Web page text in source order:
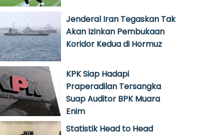
Jenderal Iran Tegaskan Tak
Akan Izinkan Pembukaan
Koridor Kedua di Hormuz
KPK Siap Hadapi
Praperadilan Tersangka
Suap Auditor BPK Muara
Enim
Statistik Head to Head